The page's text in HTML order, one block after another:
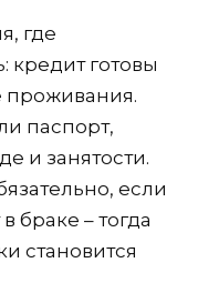
где
кредит готовы
проживания.
паспорт,
и занятости.
если
браке – тогда
становится